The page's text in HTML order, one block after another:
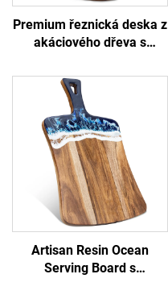
Premium řeznická deska z
akáciového dřeva s
Artisan Resin Ocean
Serving Board s